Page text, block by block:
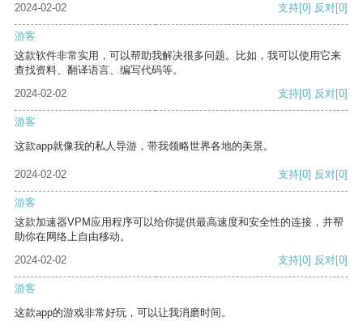
2024-02-02
支持[0] 反对[0]
游客
这款软件非常实用，可以帮助我解决很多问题。比如，我可以使用它来
查找资料、翻译语言、编写代码等。
2024-02-02
支持[0] 反对[0]
游客
这款app就像我的私人导游，带我领略世界各地的美景。
2024-02-02 支持[0] 反对[0]
游客
这款加速器VPM应用程序可以给你提供最高速度和安全性的连接，并帮
助你在网络上自由移动。
2024-02-02
支持[0] 反对[0]
游客
这款app的游戏非常好玩，可以让我消磨时间。